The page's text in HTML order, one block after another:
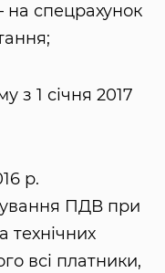
на спецрахунок
з 1 січня 2017
р.
ПДВ при
технічних
всі платники,